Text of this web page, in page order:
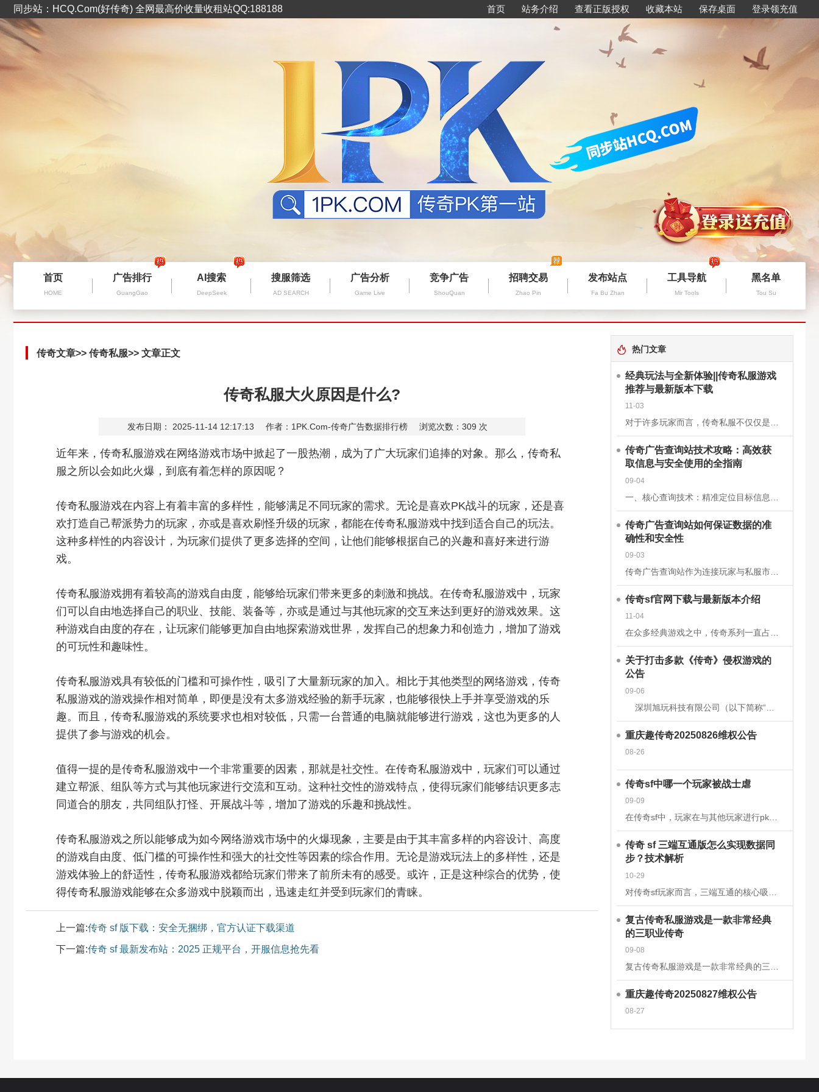
同步站：HCQ.Com(好传奇) 全网最高价收量收租站QQ:188188 首页 站务介绍 查看正版授权 收藏本站 保存桌面 登录领充值
首页
HOME
广告排行
GuangGao
AI搜索
DeepSeek
搜服筛选
AD SEARCH
广告分析
Game Live
竞争广告
ShouQuan
招聘交易
Zhao Pin
发布站点
Fa Bu Zhan
工具导航
Mir Tools
黑名单
Tou Su
传奇文章>> 传奇私服>> 文章正文
传奇私服大火原因是什么?
发布日期： 2025-11-14 12:17:13 作者：1PK.Com-传奇广告数据排行榜 浏览次数： 309 次
近年来，传奇私服游戏在网络游戏市场中掀起了一股热潮，成为了广大玩家们追捧的对象。那么，传奇私
服之所以会如此火爆，到底有着怎样的原因呢？
传奇私服游戏在内容上有着丰富的多样性，能够满足不同玩家的需求。无论是喜欢PK战斗的玩家，还是喜
欢打造自己帮派势力的玩家，亦或是喜欢刷怪升级的玩家，都能在传奇私服游戏中找到适合自己的玩法。
这种多样性的内容设计，为玩家们提供了更多选择的空间，让他们能够根据自己的兴趣和喜好来进行游
戏。
传奇私服游戏拥有着较高的游戏自由度，能够给玩家们带来更多的刺激和挑战。在传奇私服游戏中，玩家
们可以自由地选择自己的职业、技能、装备等，亦或是通过与其他玩家的交互来达到更好的游戏效果。这
种游戏自由度的存在，让玩家们能够更加自由地探索游戏世界，发挥自己的想象力和创造力，增加了游戏
的可玩性和趣味性。
传奇私服游戏具有较低的门槛和可操作性，吸引了大量新玩家的加入。相比于其他类型的网络游戏，传奇
私服游戏的游戏操作相对简单，即便是没有太多游戏经验的新手玩家，也能够很快上手并享受游戏的乐
趣。而且，传奇私服游戏的系统要求也相对较低，只需一台普通的电脑就能够进行游戏，这也为更多的人
提供了参与游戏的机会。
值得一提的是传奇私服游戏中一个非常重要的因素，那就是社交性。在传奇私服游戏中，玩家们可以通过
建立帮派、组队等方式与其他玩家进行交流和互动。这种社交性的游戏特点，使得玩家们能够结识更多志
同道合的朋友，共同组队打怪、开展战斗等，增加了游戏的乐趣和挑战性。
传奇私服游戏之所以能够成为如今网络游戏市场中的火爆现象，主要是由于其丰富多样的内容设计、高度
的游戏自由度、低门槛的可操作性和强大的社交性等因素的综合作用。无论是游戏玩法上的多样性，还是
游戏体验上的舒适性，传奇私服游戏都给玩家们带来了前所未有的感受。或许，正是这种综合的优势，使
得传奇私服游戏能够在众多游戏中脱颖而出，迅速走红并受到玩家们的青睐。
上一篇:传奇 sf 版下载：安全无捆绑，官方认证下载渠道
下一篇:传奇 sf 最新发布站：2025 正规平台，开服信息抢先看
热门文章
经典玩法与全新体验||传奇私服游戏
推荐与最新版本下载
11-03
对于许多玩家而言，传奇私服不仅仅是一款游戏，更是一段青春的回忆。它继承了经典《传奇》的核心玩法，保留了战士、法师、道士三大职业的经典设定，同时在画面、操作和系统上进行了优化升级，让老玩家找回曾经的激情
传奇广告查询站技术攻略：高效获
取信息与安全使用的全指南
09-04
传奇广告查询站如何保证数据的准
确性和安全性
09-03
传奇sf官网下载与最新版本介绍
11-04
在众多经典游戏之中，传奇系列一直占据着不可替代的地位。无论是当年在网吧里与朋友并肩作战的热血时刻，还是如今在手机或电脑上重温那段激情岁月，传奇sf都以其独特的魅力吸引着无数玩家。而随着技术的发展和玩家
关于打击多款《传奇》侵权游戏的
公告
09-06
重庆趣传奇20250826维权公告
08-26
传奇sf中哪一个玩家被战士虐
09-09
在传奇sf中，玩家在与其他玩家进行pk时，有时会被对方的技能击中，也有时会被对方战士击杀。虽然战士在游戏前期，在技能上没有法师给力，但是战士有绝对的优势，特别是战士的防御和血量，完全可以抵挡住对方的伤
传奇 sf 三端互通版怎么实现数据同
步？技术解析
10-29
复古传奇私服游戏是一款非常经典
的三职业传奇
09-08
重庆趣传奇20250827维权公告
08-27